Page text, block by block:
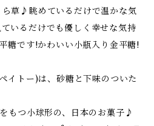
草♪眺めているだけで温かな気
いるだけでも優しく幸せな気持
糖です!かわいい小瓶入り金平糖!
イトー)は、砂糖と下味のついた
もつ小球形の、日本のお菓子♪